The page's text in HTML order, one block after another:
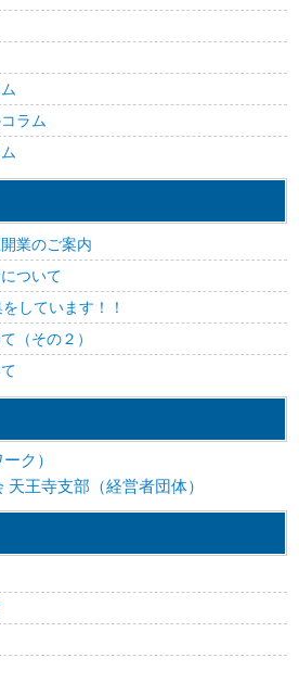
ラム
業のご案内
ついて
しています！！
（その２）
ク）
王寺支部（経営者団体）